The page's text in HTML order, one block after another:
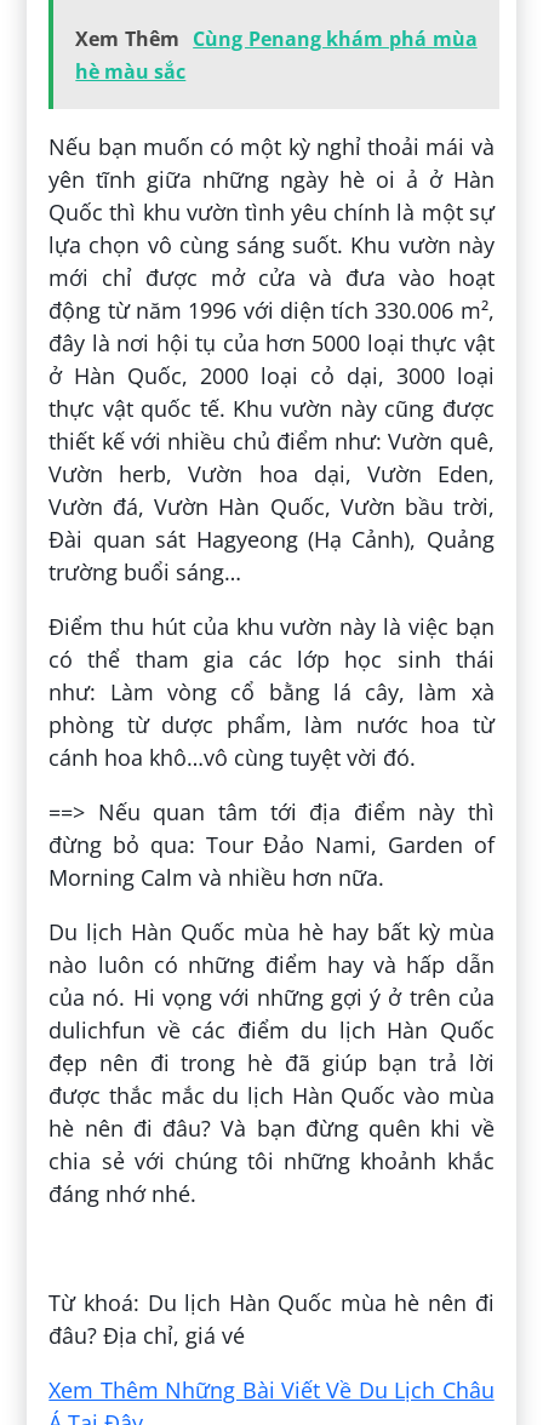
Xem Thêm Cùng Penang khám phá mùa
hè màu sắc
Nếu bạn muốn có một kỳ nghỉ thoải mái và
yên tĩnh giữa những ngày hè oi ả ở Hàn
Quốc thì khu vườn tình yêu chính là một sự
lựa chọn vô cùng sáng suốt. Khu vườn này
mới chỉ được mở cửa và đưa vào hoạt
động từ năm 1996 với diện tích 330.006 m²,
đây là nơi hội tụ của hơn 5000 loại thực vật
ở Hàn Quốc, 2000 loại cỏ dại, 3000 loại
thực vật quốc tế. Khu vườn này cũng được
thiết kế với nhiều chủ điểm như: Vườn quê,
Vườn herb, Vườn hoa dại, Vườn Eden,
Vườn đá, Vườn Hàn Quốc, Vườn bầu trời,
Đài quan sát Hagyeong (Hạ Cảnh), Quảng
trường buổi sáng…
Điểm thu hút của khu vườn này là việc bạn
có thể tham gia các lớp học sinh thái
như: Làm vòng cổ bằng lá cây, làm xà
phòng từ dược phẩm, làm nước hoa từ
cánh hoa khô…vô cùng tuyệt vời đó.
==> Nếu quan tâm tới địa điểm này thì
đừng bỏ qua: Tour Đảo Nami, Garden of
Morning Calm và nhiều hơn nữa.
Du lịch Hàn Quốc mùa hè hay bất kỳ mùa
nào luôn có những điểm hay và hấp dẫn
của nó. Hi vọng với những gợi ý ở trên của
dulichfun về các điểm du lịch Hàn Quốc
đẹp nên đi trong hè đã giúp bạn trả lời
được thắc mắc du lịch Hàn Quốc vào mùa
hè nên đi đâu? Và bạn đừng quên khi về
chia sẻ với chúng tôi những khoảnh khắc
đáng nhớ nhé.
Từ khoá: Du lịch Hàn Quốc mùa hè nên đi
đâu? Địa chỉ, giá vé
Xem Thêm Những Bài Viết Về Du Lịch Châu